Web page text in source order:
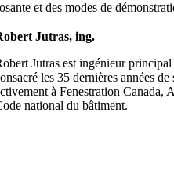
et des modes de
Jutras, ing.
Jutras est ingénieur
les 35 dernières années
à Fenestration
national du bâtiment.